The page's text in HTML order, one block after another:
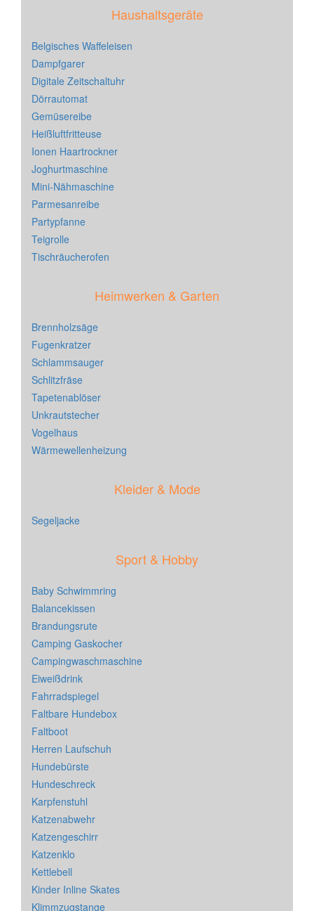
Haushaltsgeräte
Belgisches Waffeleisen
Dampfgarer
Digitale Zeitschaltuhr
Dörrautomat
Gemüsereibe
Heißluftfritteuse
Ionen Haartrockner
Joghurtmaschine
Mini-Nähmaschine
Parmesanreibe
Partypfanne
Teigrolle
Tischräucherofen
Heimwerken & Garten
Brennholzsäge
Fugenkratzer
Schlammsauger
Schlitzfräse
Tapetenablöser
Unkrautstecher
Vogelhaus
Wärmewellenheizung
Kleider & Mode
Segeljacke
Sport & Hobby
Baby Schwimmring
Balancekissen
Brandungsrute
Camping Gaskocher
Campingwaschmaschine
Eiweißdrink
Fahrradspiegel
Faltbare Hundebox
Faltboot
Herren Laufschuh
Hundebürste
Hundeschreck
Karpfenstuhl
Katzenabwehr
Katzengeschirr
Katzenklo
Kettlebell
Kinder Inline Skates
Klimmzugstange